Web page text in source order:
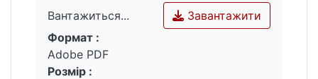
Вантажиться...
Вантажиться...
Завантажити
Формат :
Adobe PDF
Розмір :